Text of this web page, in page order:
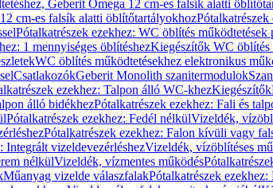
Geberit Omega 12 cm-es falsík alatti
cm-es falsík alatti öblítőtartályokhoz
Pótalkatrészek ezekhez: WC öblítés működtetések
1 mennyiséges öblítéshezKiegészítők WC öblítés
WC öblítés működtetésekhez elektronikus
CsatlakozókGeberit Monolith szanitermodulok
ezekhez: Talpon álló WC-khezKiegészítők
álló bidékhezPótalkatrészek ezekhez: Fali és
Pótalkatrészek ezekhez: Fedél nélkülVizeldék,
Pótalkatrészek ezekhez: Falon kívüli vagy
Integrált vizeldevezérléshezVizeldék, vízöblítéses
nélkülVizeldék, vízmentes működés
Műanyag vizelde válaszfalakPótalkatrészek